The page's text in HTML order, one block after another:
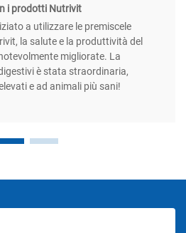
i prodotti Nutrivit
a utilizzare le premiscele
la salute e la produttività del
migliorate. La
è stata straordinaria,
e ad animali più sani!